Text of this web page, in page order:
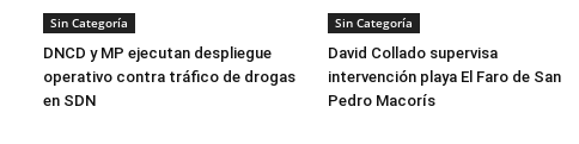
Sin Categoría
DNCD y MP ejecutan despliegue
operativo contra tráfico de drogas
en SDN
Sin Categoría
David Collado supervisa
intervención playa El Faro de San
Pedro Macorís